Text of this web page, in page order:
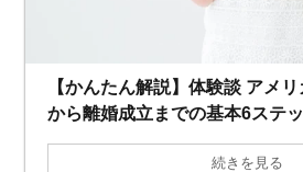
【かんたん解説】体験談 アメ
から離婚成立までの基本6ステ
続きを見る